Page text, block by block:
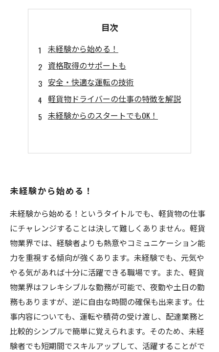
目次
未経験から始める！
資格取得のサポートも
安全・快適な運転の技術
軽貨物ドライバーの仕事の特徴を解説
未経験からのスタートでもOK！
未経験から始める！
未経験から始める！というタイトルでも、軽貨物の仕事
にチャレンジすることは決して難しくありません。軽貨
物業界では、経験者よりも熱意やコミュニケーション能
力を重視する傾向が強くあります。未経験でも、元気や
やる気があれば十分に活躍できる職場です。また、軽貨
物業界はフレキシブルな勤務が可能で、夜勤や土日の勤
務もありますが、逆に自由な時間の確保も出来ます。仕
事内容についても、運転や積荷の受け渡し、配達業務と
比較的シンプルで簡単に覚えられます。そのため、未経
験者でも短期間でスキルアップして、活躍することがで